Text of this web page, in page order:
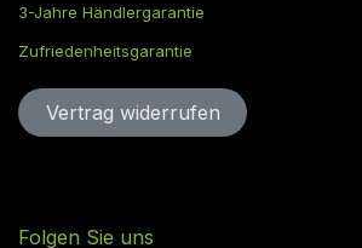
3-Jahre Händlergarantie
Zufriedenheitsgarantie
Vertrag widerru​​​​​​​​​​fen
Folgen Sie uns